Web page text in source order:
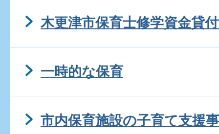
木更津市保育士修学資金貸
一時的な保育
市内保育施設の子育て支援